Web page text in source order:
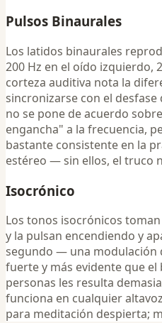
Pulsos Binaurales
Los latidos binaurales
200 Hz en el oído izquierdo,
corteza auditiva nota la
sincronizarse con el desfase
no se pone de acuerdo
engancha" a la frecuencia,
bastante consistente en la
estéreo — sin ellos, el truco
Isocrónico
Los tonos isocrónicos
y la pulsan encendiendo y
segundo — una modulación
fuerte y más evidente que el
personas les resulta
funciona en cualquier
para meditación despierta;